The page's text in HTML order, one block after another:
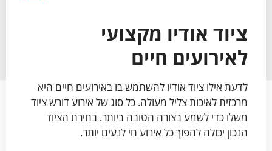
ציוד אודיו מקצועי
לאירועים חיים
לדעת אילו ציוד אודיו להשתמש בו באירועים חיים היא
מרכזית לאיכות צליל מעולה. כל סוג של אירוע דורש ציוד
משלו כדי לשמע בצורה הטובה ביותר. בחירת הציוד
הנכון יכולה להפוך כל אירוע חי לנעים יותר.